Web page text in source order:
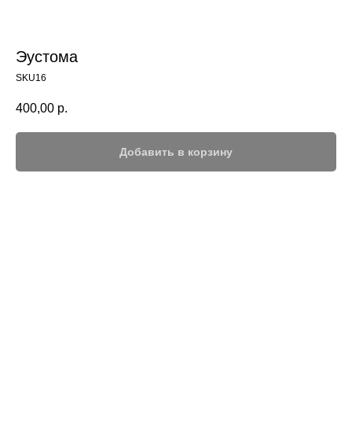
Эустома
SKU16
400,00 р.
Добавить в корзину